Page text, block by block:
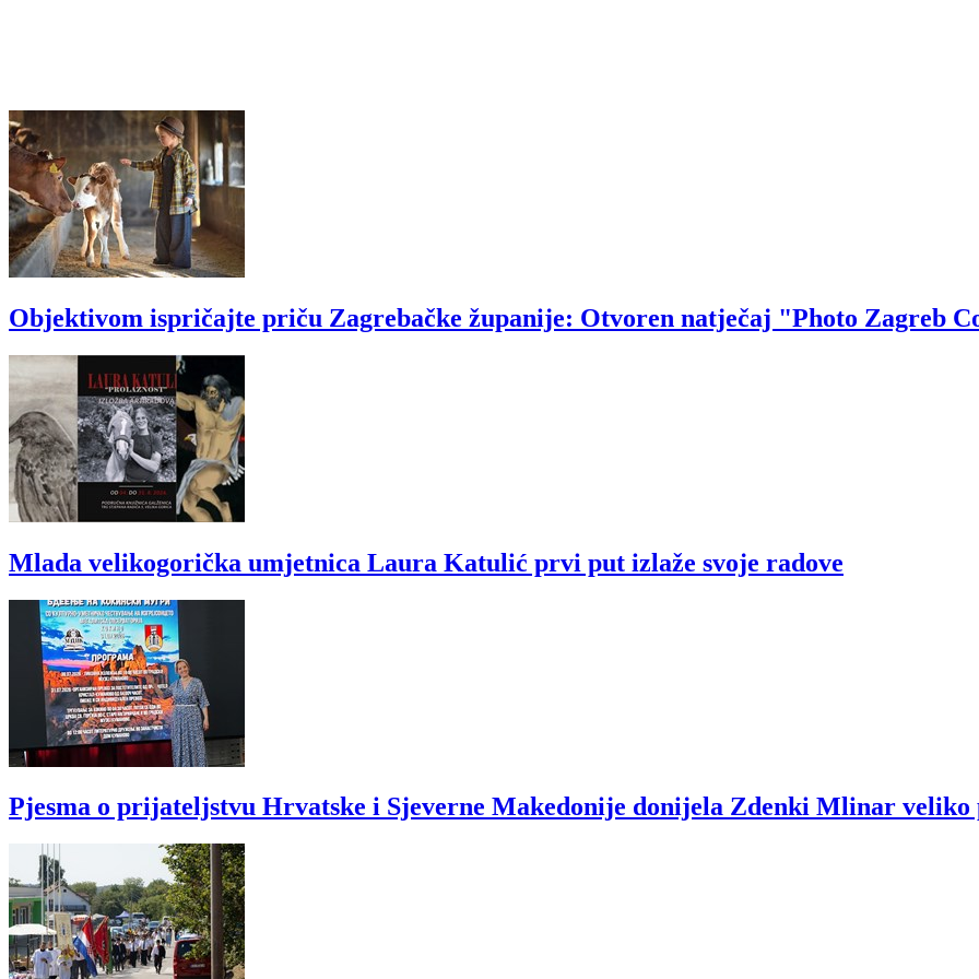
Objektivom ispričajte priču Zagrebačke županije: Otvoren natječaj "Photo Zagreb
Mlada velikogorička umjetnica Laura Katulić prvi put izlaže svoje radove
Pjesma o prijateljstvu Hrvatske i Sjeverne Makedonije donijela Zdenki Mlinar veliko